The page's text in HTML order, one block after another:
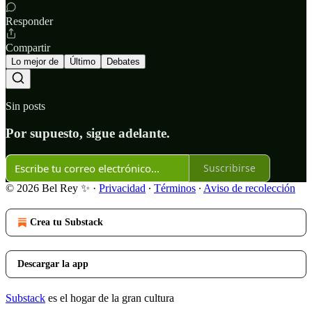
Responder
Compartir
Lo mejor de Último Debates
Sin posts
Por supuesto, sigue adelante.
Suscribirse
© 2026 Bel Rey ✨ · Privacidad ∙ Términos ∙ Aviso de recolección
Crea tu Substack
Descargar la app
Substack es el hogar de la gran cultura